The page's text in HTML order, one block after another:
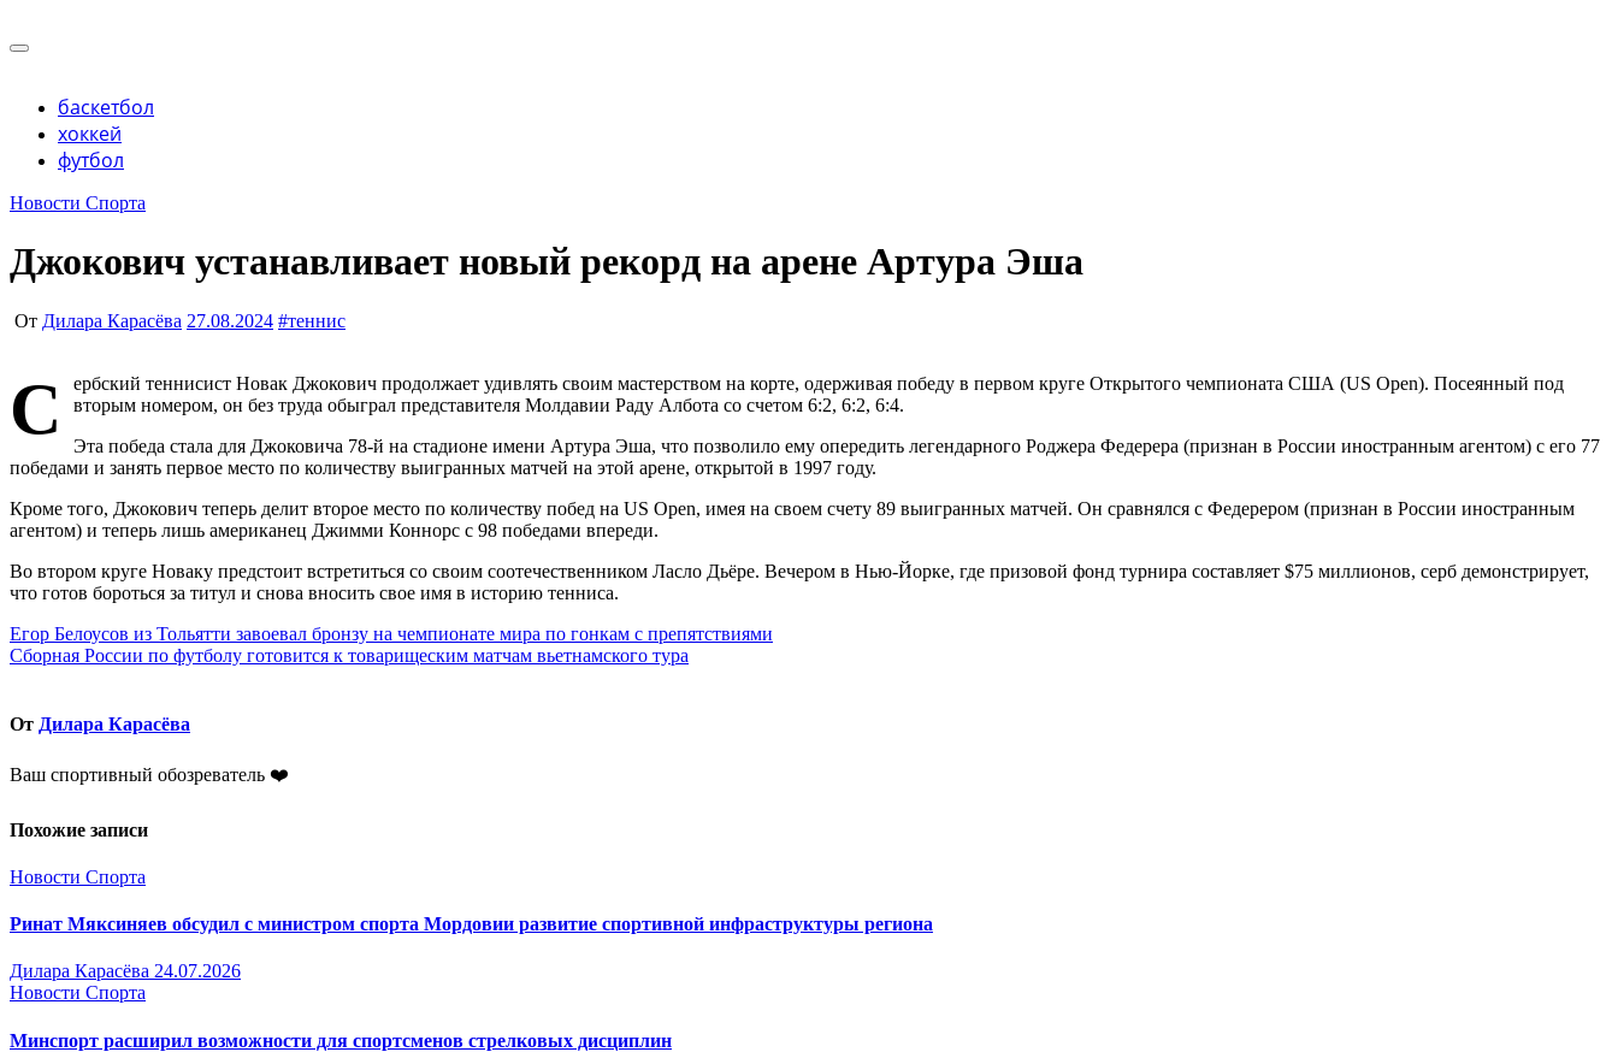
к
Учредитель ООО "Клуб регионов", ИНН 6685155934 Генеральный директор: Чернокоз Ольга Валерьевна info@gosrf.ru +7 (495) 920-51-49
баскетбол
хоккей
футбол
Новости Спорта
Джокович устанавливает новый рекорд на арене Артура Эша
От Дилара Карасёва 27.08.2024 #теннис
С
ербский теннисист Новак Джокович продолжает удивлять своим мастерством на корте, одерживая победу в первом круге Открытого чемпионата США (US Open). Посеянный под
вторым номером, он без труда обыграл представителя Молдавии Раду Албота со счетом 6:2, 6:2, 6:4.
Эта победа стала для Джоковича 78-й на стадионе имени Артура Эша, что позволило ему опередить легендарного Роджера Федерера (признан в России иностранным агентом) с его 77
победами и занять первое место по количеству выигранных матчей на этой арене, открытой в 1997 году.
Кроме того, Джокович теперь делит второе место по количеству побед на US Open, имея на своем счету 89 выигранных матчей. Он сравнялся с Федерером (признан в России иностранным
агентом) и теперь лишь американец Джимми Коннорс с 98 победами впереди.
Во втором круге Новаку предстоит встретиться со своим соотечественником Ласло Дьёре. Вечером в Нью-Йорке, где призовой фонд турнира составляет $75 миллионов, серб демонстрирует,
что готов бороться за титул и снова вносить свое имя в историю тенниса.
Навигация
по
Егор Белоусов из Тольятти завоевал бронзу на чемпионате мира по гонкам с препятствиями
Сборная России по футболу готовится к товарищеским матчам вьетнамского тура
От Дилара Карасёва
Ваш спортивный обозреватель ❤️
Похожие записи
Новости Спорта
Ринат Мяксиняев обсудил с министром спорта Мордовии развитие спортивной инфраструктуры региона
Дилара Карасёва 24.07.2026
Новости Спорта
Минспорт расширил возможности для спортсменов стрелковых дисциплин